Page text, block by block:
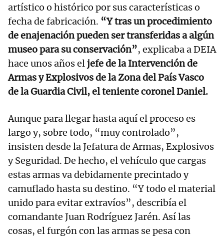
artístico o histórico por sus características o
fecha de fabricación. “Y tras un procedimiento
de enajenación pueden ser transferidas a algún
museo para su conservación”, explicaba a DEIA
hace unos años eljefe de la Intervención de
Armas y Explosivos de la Zona del País Vasco
de la Guardia Civil, el teniente coronel Daniel.
Aunque para llegar hasta aquí el proceso es
largo y, sobre todo, “muy controlado”,
insisten desde la Jefatura de Armas, Explosivos
y Seguridad. De hecho, el vehículo que cargas
estas armas va debidamente precintado y
camuflado hasta su destino. “Y todo el material
unido para evitar extravíos”, describía el
comandante Juan Rodríguez Jarén. Así las
cosas, el furgón con las armas se pesa con